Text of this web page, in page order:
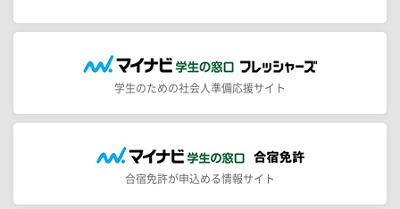
学生のための社会人準備応援サイト
合宿免許が申込める情報サイト